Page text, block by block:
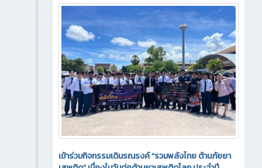
เข้าร่วมกิจกรรมเดินรณรงค์ “รวมพลังไทย ต้านภัยยา